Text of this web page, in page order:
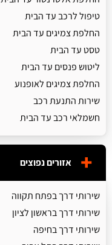
טיפול לרכב עד הבית
החלפת צמיגים עד הבית
טסט עד הבית
ליטוש פנסים עד הבית
החלפת צמיגים לאופנוע
שירות התנעת רכב
חשמלאי רכב עד הבית
אזורים נפוצים
שירותי דרך בפתח תקווה
שירותי דרך בראשון לציון
שירותי דרך בחיפה